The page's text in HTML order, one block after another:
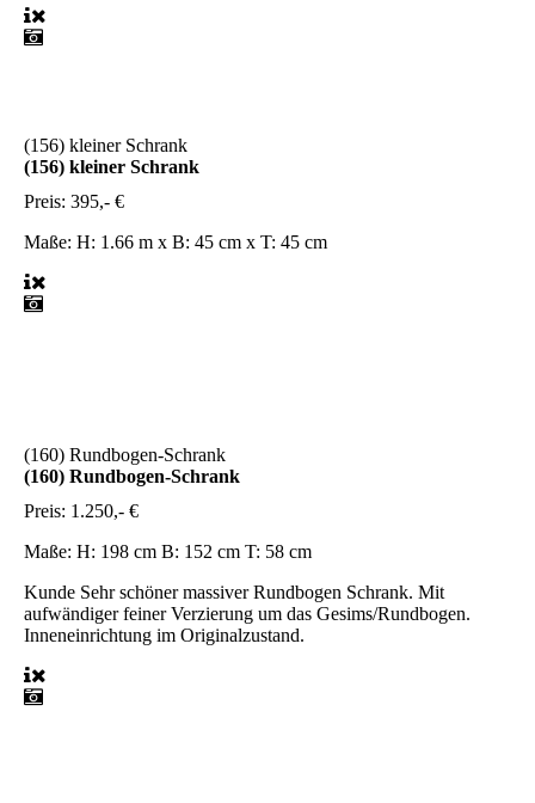
(156) kleiner Schrank
(156) kleiner Schrank
Preis: 395,- €
Maße: H: 1.66 m x B: 45 cm x T: 45 cm
(160) Rundbogen-Schrank
(160) Rundbogen-Schrank
Preis: 1.250,- €
Maße: H: 198 cm B: 152 cm T: 58 cm
Kunde Sehr schöner massiver Rundbogen Schrank. Mit
aufwändiger feiner Verzierung um das Gesims/Rundbogen.
Inneneinrichtung im Originalzustand.